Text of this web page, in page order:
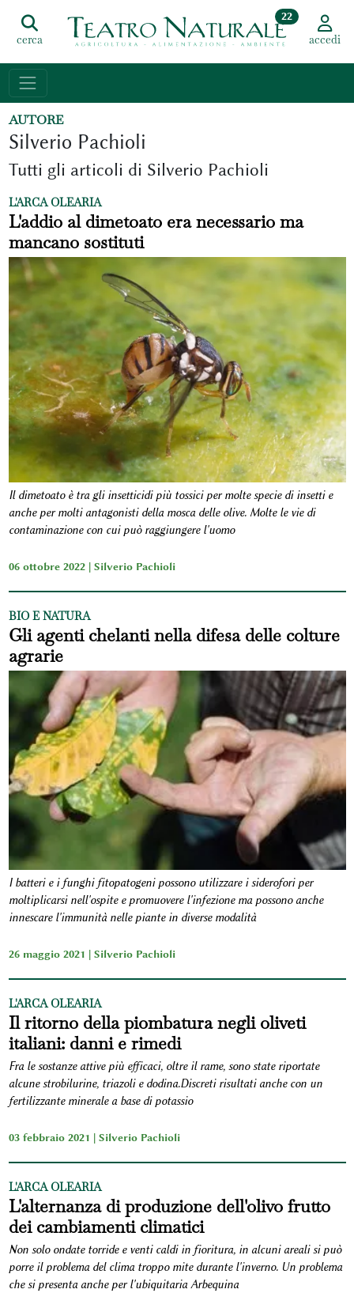
cerca
22
accedi
AUTORE
Silverio Pachioli
Tutti gli articoli di Silverio Pachioli
L'ARCA OLEARIA
L'addio al dimetoato era necessario ma
mancano sostituti
Il dimetoato è tra gli insetticidi più tossici per molte specie di insetti e
anche per molti antagonisti della mosca delle olive. Molte le vie di
contaminazione con cui può raggiungere l'uomo
06 ottobre 2022 | Silverio Pachioli
BIO E NATURA
Gli agenti chelanti nella difesa delle colture
agrarie
I batteri e i funghi fitopatogeni possono utilizzare i siderofori per
moltiplicarsi nell'ospite e promuovere l'infezione ma possono anche
innescare l'immunità nelle piante in diverse modalità
26 maggio 2021 | Silverio Pachioli
L'ARCA OLEARIA
Il ritorno della piombatura negli oliveti
italiani: danni e rimedi
Fra le sostanze attive più efficaci, oltre il rame, sono state riportate
alcune strobilurine, triazoli e dodina.Discreti risultati anche con un
fertilizzante minerale a base di potassio
03 febbraio 2021 | Silverio Pachioli
L'ARCA OLEARIA
L'alternanza di produzione dell'olivo frutto
dei cambiamenti climatici
Non solo ondate torride e venti caldi in fioritura, in alcuni areali si può
porre il problema del clima troppo mite durante l'inverno. Un problema
che si presenta anche per l'ubiquitaria Arbequina